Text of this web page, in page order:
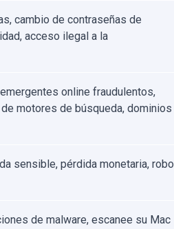
cambio de contraseñas de
acceso ilegal a la
online fraudulentos,
motores de búsqueda, dominios
sensible, pérdida monetaria, robo
de malware, escanee su Mac